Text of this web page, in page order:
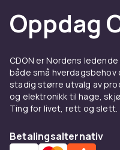
Oppdag
CDON er Nordens
både små hverdagsbehov
stadig større utvalg av
og elektronikk til hage,
Ting for livet, rett og slett.
Betalingsalternativ